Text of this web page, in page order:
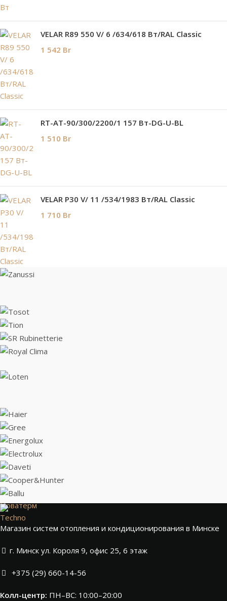
VELAR R89 550 V/ 6 /634/618 Вт/RAL Classic
1 542 Br
RT-AT-90/300/2200/1 157 Вт-DG-U-BL
1 510 Br
VELAR P30 V/ 11 /534/1983 Вт/RAL Classic
1 710 Br
Новатерм
Techno
Магазин систем отопления и кондиционирования в Минске
г. Минск ул. Короля 9, офис 25, 6 этаж
+375 (29) 660-14-56
Колл-центр: ПН–ВС: 10:00–20:00​